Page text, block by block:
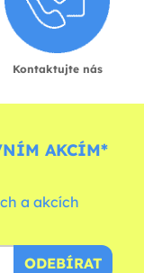
Kontaktujte nás
AKCÍM*
a akcích
ODEBÍRAT